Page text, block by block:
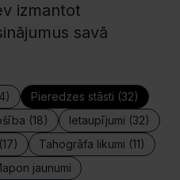
izmantot
savā
Pieredzes stāsti (32)
(18)
Ietaupījumi (32)
Tahogrāfa likumi (11)
jaunumi